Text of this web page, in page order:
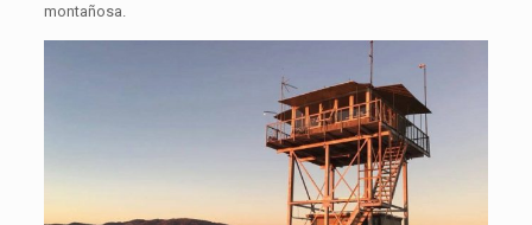
montañosa.